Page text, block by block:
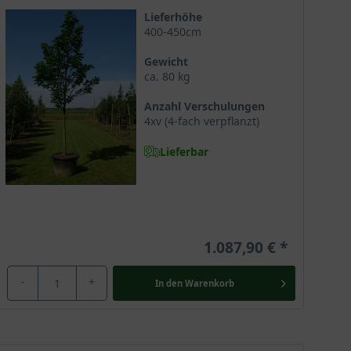
und benötigt hier die Unterstützung des Gärtners.
daher einen sonnigen bis absonnigen und
an kalten Tagen zum Beispielmit einem
mit einem malerischen Wuchs und einer
Lieferhöhe
400-450cm
Gewicht
ca. 80 kg
Anzahl Verschulungen
4xv (4-fach verpflanzt)
Lieferbar
1.087,90 €
- + In den Warenkorb